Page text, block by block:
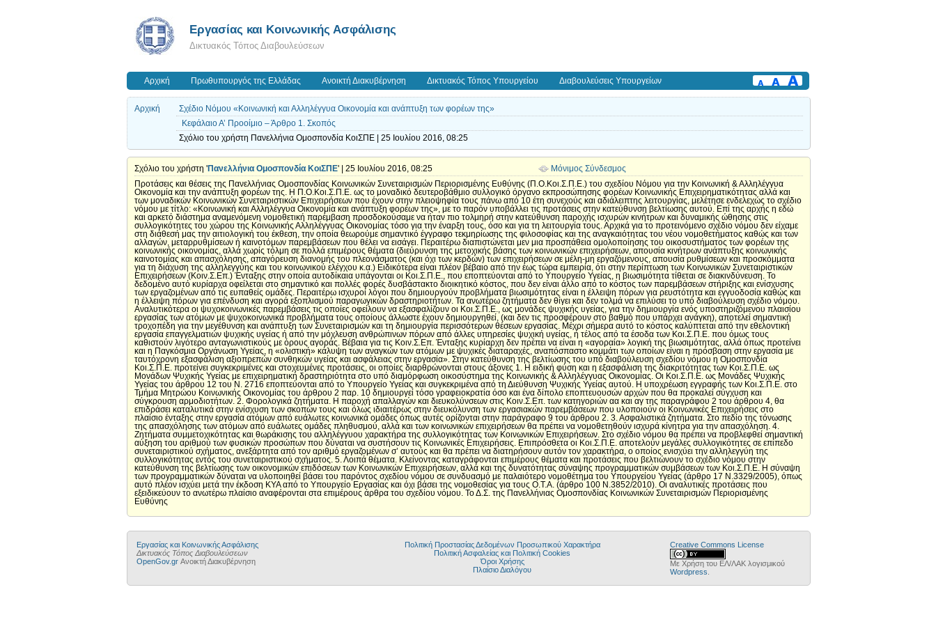
Εργασίας και Κοινωνικής Ασφάλισης
Δικτυακός Τόπος Διαβουλεύσεων
Αρχική Πρωθυπουργός της Ελλάδας Ανοικτή Διακυβέρνηση Δικτυακός Τόπος Υπουργείου Διαβουλεύσεις Υπουργείων
Αρχική
Σχέδιο Νόμου «Κοινωνική και Αλληλέγγυα Οικονομία και ανάπτυξη των φορέων της»
Κεφάλαιο Α’ Προοίμιο – Άρθρο 1. Σκοπός
Σχόλιο του χρήστη Πανελλήνια Ομοσπονδία ΚοιΣΠΕ | 25 Ιουλίου 2016, 08:25
Σχόλιο του χρήστη 'Πανελλήνια Ομοσπονδία ΚοιΣΠΕ' | 25 Ιουλίου 2016, 08:25
Μόνιμος Σύνδεσμος
Προτάσεις και θέσεις της Πανελλήνιας Ομοσπονδίας Κοινωνικών Συνεταιρισμών Περιορισμένης Ευθύνης (Π.Ο.Κοι.Σ.Π.Ε.) του σχεδίου Νόμου για την Κοινωνική & Αλληλέγγυα
Οικονομία και την ανάπτυξη φορέων της. Η Π.Ο.Κοι.Σ.Π.Ε. ως το μοναδικό δευτεροβάθμιο συλλογικό όργανο εκπροσώπησης φορέων Κοινωνικής Επιχειρηματικότητας αλλά και
των μοναδικών Κοινωνικών Συνεταιριστικών Επιχειρήσεων που έχουν στην πλειοψηφία τους πάνω από 10 έτη συνεχούς και αδιάλειπτης λειτουργίας, μελέτησε ενδελεχώς το σχέδιο
νόμου με τίτλο: «Κοινωνική και Αλληλέγγυα Οικονομία και ανάπτυξη φορέων της», με το παρόν υποβάλλει τις προτάσεις στην κατεύθυνση βελτίωσης αυτού. Επί της αρχής η εδώ
και αρκετό διάστημα αναμενόμενη νομοθετική παρέμβαση προσδοκούσαμε να ήταν πιο τολμηρή στην κατεύθυνση παροχής ισχυρών κινήτρων και δυναμικής ώθησης στις
συλλογικότητες του χώρου της Κοινωνικής Αλληλέγγυας Οικονομίας τόσο για την έναρξη τους, όσο και για τη λειτουργία τους. Αρχικά για το προτεινόμενο σχέδιο νόμου δεν είχαμε
στη διάθεσή μας την αιτιολογική του έκθεση, την οποία θεωρούμε σημαντικό έγγραφο τεκμηρίωσης της φιλοσοφίας και της αναγκαιότητας του νέου νομοθετήματος καθώς και των
αλλαγών, μεταρρυθμίσεων ή καινοτόμων παρεμβάσεων που θέλει να εισάγει. Περαιτέρω διαπιστώνεται μεν μια προσπάθεια ομολοποίησης του οικοσυστήματος των φορέων της
κοινωνικής οικονομίας, αλλά χωρίς τόλμη σε πολλά επιμέρους θέματα (διεύρυνση της μετοχικής βάσης των κοινωνικών επιχειρήσεων, απουσία κινήτρων ανάπτυξης κοινωνικής
καινοτομίας και απασχόλησης, απαγόρευση διανομής του πλεονάσματος (και όχι των κερδών) των επιχειρήσεων σε μέλη-μη εργαζόμενους, απουσία ρυθμίσεων και προσκόμματα
για τη διάχυση της αλληλεγγύης και του κοινωνικού ελέγχου κ.α.) Ειδικότερα είναι πλέον βέβαιο από την έως τώρα εμπειρία, ότι στην περίπτωση των Κοινωνικών Συνεταιριστικών
Επιχειρήσεων (Κοιν.Σ.Επ.) Ένταξης στην οποία αυτοδίκαια υπάγονται οι Κοι.Σ.Π.Ε., που εποπτεύονται από το Υπουργείο Υγείας, η βιωσιμότητα τίθεται σε διακινδύνευση. Το
δεδομένο αυτό κυρίαρχα οφείλεται στο σημαντικό και πολλές φορές δυσβάστακτο διοικητικό κόστος, που δεν είναι άλλο από το κόστος των παρεμβάσεων στήριξης και ενίσχυσης
των εργαζομένων από τις ευπαθείς ομάδες. Περαιτέρω ισχυροί λόγοι που δημιουργούν προβλήματα βιωσιμότητας είναι η έλλειψη πόρων για ρευστότητα και εγγυοδοσία καθώς και
η έλλειψη πόρων για επένδυση και αγορά εξοπλισμού παραγωγικών δραστηριοτήτων. Τα ανωτέρω ζητήματα δεν θίγει και δεν τολμά να επιλύσει το υπό διαβούλευση σχέδιο νόμου.
Αναλυτικότερα οι ψυχοκοινωνικές παρεμβάσεις τις οποίες οφείλουν να εξασφαλίζουν οι Κοι.Σ.Π.Ε., ως μονάδες ψυχικής υγείας, για την δημιουργία ενός υποστηριζόμενου πλαισίου
εργασίας των ατόμων με ψυχοκοινωνικά προβλήματα τους οποίους άλλωστε έχουν δημιουργηθεί, (και δεν τις προσφέρουν στο βαθμό που υπάρχει ανάγκη), αποτελεί σημαντική
τροχοπέδη για την μεγέθυνση και ανάπτυξη των Συνεταιρισμών και τη δημιουργία περισσότερων θέσεων εργασίας. Μέχρι σήμερα αυτό το κόστος καλύπτεται από την εθελοντική
εργασία επαγγελματιών ψυχικής υγείας ή από την μόχλευση ανθρώπινων πόρων από άλλες υπηρεσίες ψυχική υγείας, ή τέλος από τα έσοδα των Κοι.Σ.Π.Ε. που όμως τους
καθιστούν λιγότερο ανταγωνιστικούς με όρους αγοράς. Βέβαια για τις Κοιν.Σ.Επ. Ένταξης κυρίαρχη δεν πρέπει να είναι η «αγοραία» λογική της βιωσιμότητας, αλλά όπως προτείνει
και η Παγκόσμια Οργάνωση Υγείας, η «ολιστική» κάλυψη των αναγκών των ατόμων με ψυχικές διαταραχές, αναπόσπαστο κομμάτι των οποίων είναι η πρόσβαση στην εργασία με
ταυτόχρονη εξασφάλιση αξιοπρεπών συνθηκών υγείας και ασφάλειας στην εργασία». Στην κατεύθυνση της βελτίωσης του υπό διαβούλευση σχεδίου νόμου η Ομοσπονδία
Κοι.Σ.Π.Ε. προτείνει συγκεκριμένες και στοχευμένες προτάσεις, οι οποίες διαρθρώνονται στους άξονες 1. Η ειδική φύση και η εξασφάλιση της διακριτότητας των Κοι.Σ.Π.Ε. ως
Μονάδων Ψυχικής Υγείας με επιχειρηματική δραστηριότητα στο υπό διαμόρφωση οικοσύστημα της Κοινωνικής & Αλληλέγγυας Οικονομίας. Οι Κοι.Σ.Π.Ε. ως Μονάδες Ψυχικής
Υγείας του άρθρου 12 του Ν. 2716 εποπτεύονται από το Υπουργείο Υγείας και συγκεκριμένα από τη Διεύθυνση Ψυχικής Υγείας αυτού. Η υποχρέωση εγγραφής των Κοι.Σ.Π.Ε. στο
Τμήμα Μητρώου Κοινωνικής Οικονομίας του άρθρου 2 παρ. 10 δημιουργεί τόσο γραφειοκρατία όσο και ένα δίπολο εποπτευουσών αρχών που θα προκαλεί σύγχυση και
σύγκρουση αρμοδιοτήτων. 2. Φορολογικά ζητήματα. Η παροχή απαλλαγών και διευκολύνσεων στις Κοιν.Σ.Επ. των κατηγοριών αα και αγ της παραγράφου 2 του άρθρου 4, θα
επιδράσει καταλυτικά στην ενίσχυση των σκοπών τους και όλως ιδιαιτέρως στην διευκόλυνση των εργασιακών παρεμβάσεων που υλοποιούν οι Κοινωνικές Επιχειρήσεις στο
πλαίσιο ένταξης στην εργασία ατόμων από ευάλωτες κοινωνικά ομάδες όπως αυτές ορίζονται στην παράγραφο 9 του άρθρου 2. 3. Ασφαλιστικά ζητήματα. Στο πεδίο της τόνωσης
της απασχόλησης των ατόμων από ευάλωτες ομάδες πληθυσμού, αλλά και των κοινωνικών επιχειρήσεων θα πρέπει να νομοθετηθούν ισχυρά κίνητρα για την απασχόληση. 4.
Ζητήματα συμμετοχικότητας και θωράκισης του αλληλέγγυου χαρακτήρα της συλλογικότητας των Κοινωνικών Επιχειρήσεων. Στο σχέδιο νόμου θα πρέπει να προβλεφθεί σημαντική
αύξηση του αριθμού των φυσικών προσώπων που δύναται να συστήσουν τις Κοινωνικές Επιχειρήσεις. Επιπρόσθετα οι Κοι.Σ.Π.Ε. αποτελούν μεγάλες συλλογικότητες σε επίπεδο
συνεταιριστικού σχήματος, ανεξάρτητα από τον αριθμό εργαζομένων σ’ αυτούς και θα πρέπει να διατηρήσουν αυτόν τον χαρακτήρα, ο οποίος ενισχύει την αλληλεγγύη της
συλλογικότητας εντός του συνεταιριστικού σχήματος. 5. Λοιπά θέματα. Κλείνοντας καταγράφονται επιμέρους θέματα και προτάσεις που βελτιώνουν το σχέδιο νόμου στην
κατεύθυνση της βελτίωσης των οικονομικών επιδόσεων των Κοινωνικών Επιχειρήσεων, αλλά και της δυνατότητας σύναψης προγραμματικών συμβάσεων των Κοι.Σ.Π.Ε. Η σύναψη
των προγραμματικών δύναται να υλοποιηθεί βάσει του παρόντος σχεδίου νόμου σε συνδυασμό με παλαιότερο νομοθέτημα του Υπουργείου Υγείας (άρθρο 17 Ν.3329/2005), όπως
αυτό πλέον ισχύει μετά την έκδοση ΚΥΑ από το Υπουργείο Εργασίας και όχι βάσει της νομοθεσίας για τους Ο.Τ.Α. (άρθρο 100 Ν.3852/2010). Οι αναλυτικές προτάσεις που
εξειδικεύουν το ανωτέρω πλαίσιο αναφέρονται στα επιμέρους άρθρα του σχεδίου νόμου. Το Δ.Σ. της Πανελλήνιας Ομοσπονδίας Κοινωνικών Συνεταιρισμών Περιορισμένης
Ευθύνης
Εργασίας και Κοινωνικής Ασφάλισης
Δικτυακός Τόπος Διαβουλεύσεων
OpenGov.gr Ανοικτή Διακυβέρνηση
Πολιτική Προστασίας Δεδομένων Προσωπικού Χαρακτήρα
Πολιτική Ασφαλείας και Πολιτική Cookies
Όροι Χρήσης
Πλαίσιο Διαλόγου
Creative Commons License
Με Χρήση του ΕΛ/ΛΑΚ λογισμικού
Wordpress